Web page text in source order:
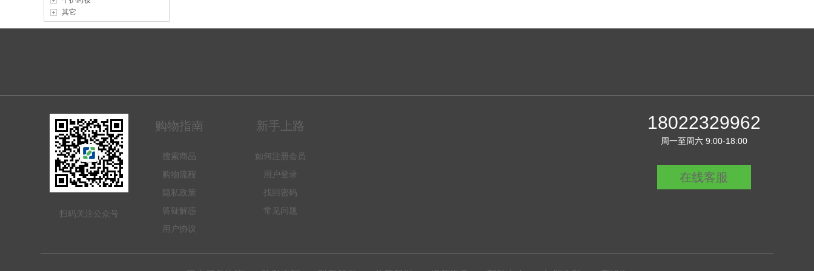
其它
扫码关注公众号
购物指南
搜索商品
购物流程
隐私政策
答疑解惑
用户协议
新手上路
如何注册会员
用户登录
找回密码
常见问题
18022329962
周一至周六 9:00-18:00
在线客服